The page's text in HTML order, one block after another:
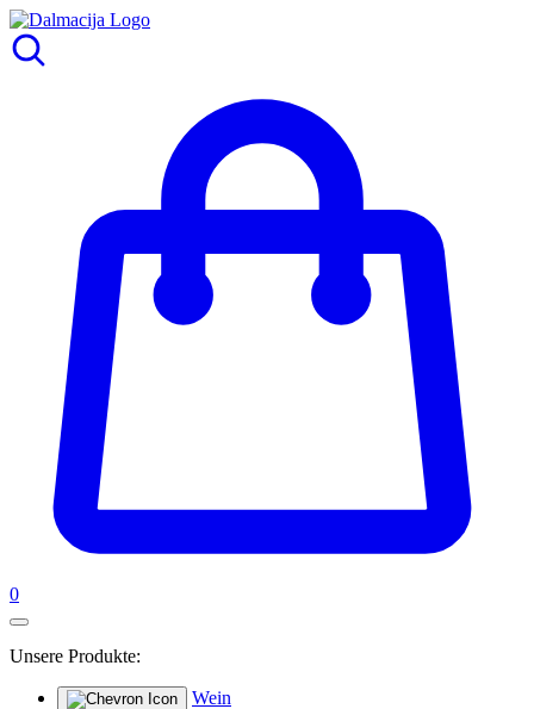
0
Unsere Produkte:
Wein